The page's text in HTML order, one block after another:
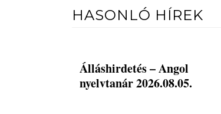
HASONLÓ HÍREK
Álláshirdetés – Angol
nyelvtanár 2026.08.05.